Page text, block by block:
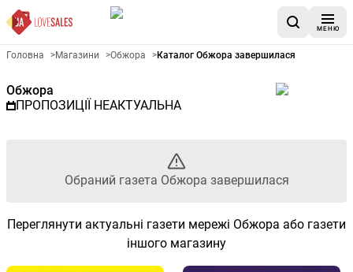
МЕНЮ
Рекламна газета Обжора -
Головна >Магазини >Обжора >Каталог Обжора завершилася
Обжора
ПРОПОЗИЦІЇ НЕАКТУАЛЬНА
Обраний газета Обжора завершилася
Переглянути актуальні газети мережі Обжора або газети
іншого магазину